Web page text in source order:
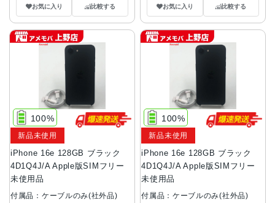
お気に入り 比較する お気に入り 比較する
iPhone 16e 128GB ブラック
4D1Q4J/A Apple版SIMフリー
未使用品
100%
新品未使用
付属品：ケーブルのみ(社外品)
iPhone 16e 128GB ブラック
4D1Q4J/A Apple版SIMフリー
未使用品
100%
新品未使用
付属品：ケーブルのみ(社外品)